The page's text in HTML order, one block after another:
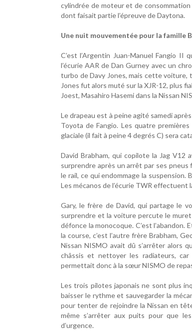
cylindrée de moteur et de
dont faisait partie l’épreuve de Daytona.
Une nuit mouvementée pour la famille
C’est l’Argentin Juan-Manuel Fangio II
l’écurie AAR de Dan Gurney avec un
turbo de Davy Jones, mais cette voiture,
Jones fut alors muté sur la XJR-12, plus
Joest, Masahiro Hasemi dans la Nissan
Le drapeau est à peine agité samedi
Toyota de Fangio. Les quatre
glaciale (il fait à peine 4 degrés C) sera
David Brabham, qui copilote la Jag
surprendre après un arrêt par ses
le rail, ce qui endommage la
Les mécanos de l’écurie TWR
Gary, le frère de David, qui partage le
surprendre et la voiture percute le
défonce la monocoque. C’est
la course, c’est l’autre frère Brabham,
Nissan NISMO avait dû s’arrêter alors
châssis et nettoyer les radiateurs, car
permettait donc à la sœur NISMO de
Les trois pilotes japonais ne sont plus
baisser le rythme et sauvegarder la
pour tenter de rejoindre la Nissan en
même s’arrêter aux puits pour que
d’urgence.